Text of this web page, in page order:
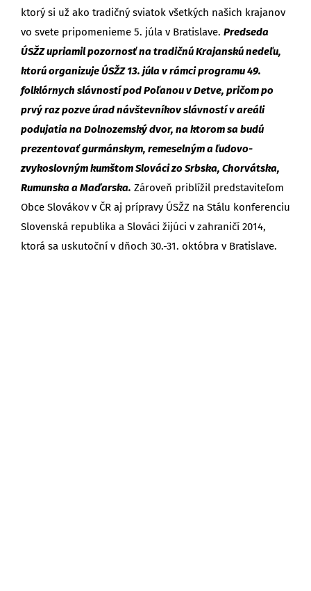
ktorý si už ako tradičný sviatok všetkých našich krajanov
vo svete pripomenieme 5. júla v Bratislave. Predseda
ÚSŽZ upriamil pozornosť na tradičnú Krajanskú nedeľu,
ktorú organizuje ÚSŽZ 13. júla v rámci programu 49.
folklórnych slávností pod Poľanou v Detve, pričom po
prvý raz pozve úrad návštevníkov slávností v areáli
podujatia na Dolnozemský dvor, na ktorom sa budú
prezentovať gurmánskym, remeselným a ľudovo-
zvykoslovným kumštom Slováci zo Srbska, Chorvátska,
Rumunska a Maďarska. Zároveň priblížil predstaviteľom
Obce Slovákov v ČR aj prípravy ÚSŽZ na Stálu konferenciu
Slovenská republika a Slováci žijúci v zahraničí 2014,
ktorá sa uskutoční v dňoch 30.-31. októbra v Bratislave.